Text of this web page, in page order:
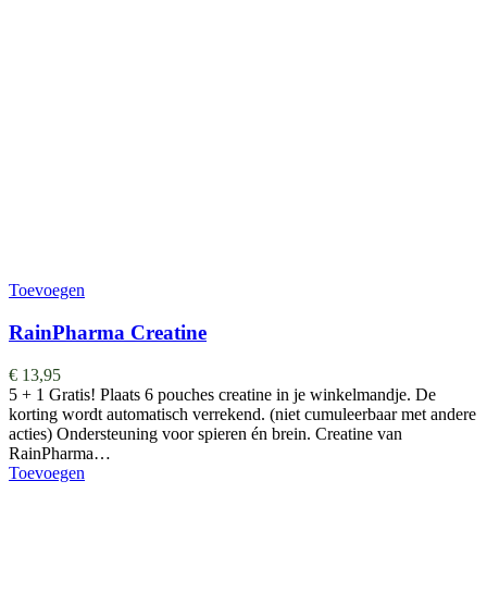
Toevoegen
RainPharma Creatine
€ 13,95
5 + 1 Gratis! Plaats 6 pouches creatine in je winkelmandje. De
korting wordt automatisch verrekend. (niet cumuleerbaar met andere
acties) Ondersteuning voor spieren én brein. Creatine van
RainPharma…
Toevoegen